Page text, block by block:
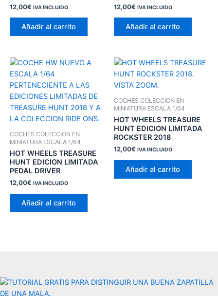
12,00€ IVA INCLUIDO
Añadir al carrito
12,00€ IVA INCLUIDO
Añadir al carrito
COCHES COLECCION EN
MINIATURA ESCALA 1/64
HOT WHEELS TREASURE
HUNT EDICION LIMITADA
PEDAL DRIVER
12,00€ IVA INCLUIDO
Añadir al carrito
COCHES COLECCION EN
MINIATURA ESCALA 1/64
HOT WHEELS TREASURE
HUNT EDICION LIMITADA
ROCKSTER 2018
12,00€ IVA INCLUIDO
Añadir al carrito